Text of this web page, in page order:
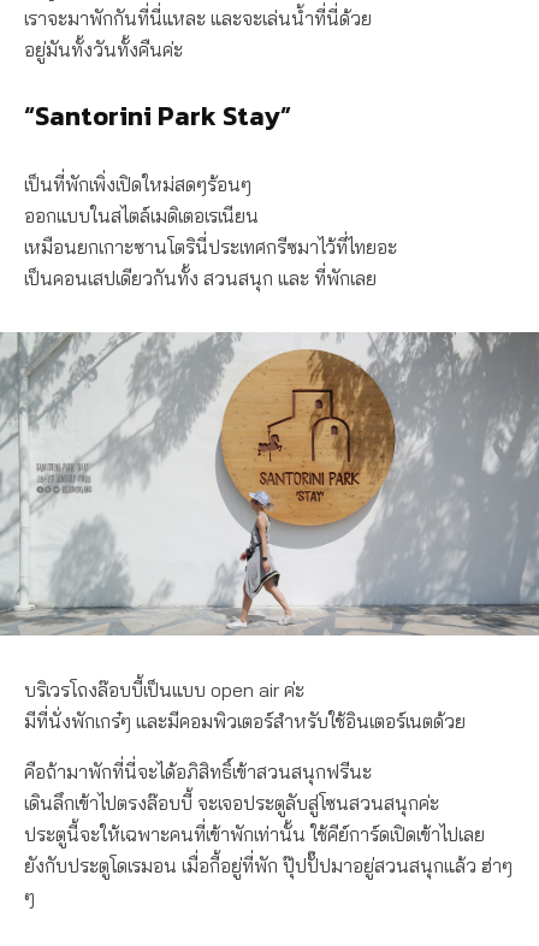
เราจะมาพักกันที่นี่แหละ และจะเล่นน้ำที่นี่ด้วย
อยู่มันทั้งวันทั้งคืนค่ะ
“Santorini Park Stay”
เป็นที่พักเพิ่งเปิดใหม่สดๆร้อนๆ
ออกแบบในสไตล์เมดิเตอเรเนียน
เหมือนยกเกาะซานโตรินี่ประเทศกรีซมาไว้ที่ไทยอะ
เป็นคอนเสปเดียวกันทั้ง สวนสนุก และ ที่พักเลย
บริเวรโถงล๊อบบี้เป็นแบบ open air ค่ะ
มีที่นั่งพักเกร๋ๆ และมีคอมพิวเตอร์สำหรับใช้อินเตอร์เนตด้วย
คือถ้ามาพักที่นี่จะได้อภิสิทธิ์เข้าสวนสนุกฟรีนะ
เดินลึกเข้าไปตรงล๊อบบี้ จะเจอประตูลับสู่โซนสวนสนุกค่ะ
ประตูนี้จะให้เฉพาะคนที่เข้าพักเท่านั้น ใช้คีย์การ์ดเปิดเข้าไปเลย
ยังกับประตูโดเรมอน เมื่อกี้อยู่ที่พัก ปุ๊ปปั๊ปมาอยู่สวนสนุกแล้ว ฮ่าๆ
ๆ